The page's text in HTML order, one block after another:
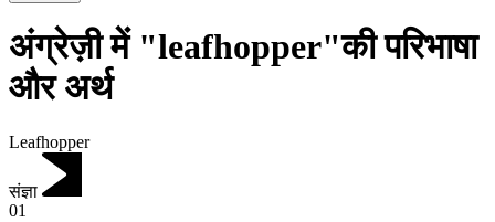
अंग्रेज़ी में "leafhopper"की परिभाषा
और अर्थ
Leafhopper
संज्ञा
01